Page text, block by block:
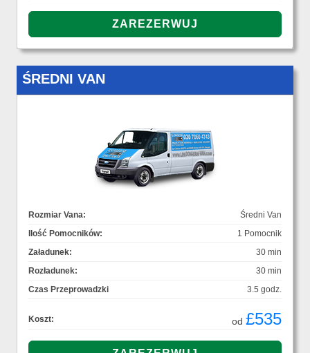
ŚREDNI VAN
Rozmiar Vana:
Średni Van
Ilość Pomocników:
1 Pomocnik
Załadunek:
30 min
Rozładunek:
30 min
Czas Przeprowadzki
3.5 godz.
Koszt: od £535